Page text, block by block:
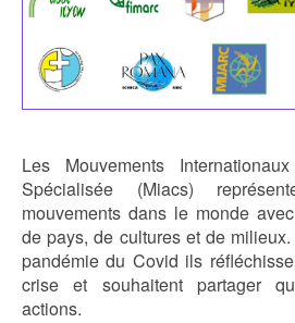
Les Mouvements
Spécialisée (Miacs)
mouvements dans le monde
de pays, de cultures et de
pandémie du Covid ils
crise et souhaitent partager
actions.